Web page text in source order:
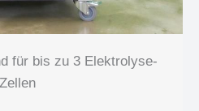
für bis zu 3 Elektrolyse-
Zellen